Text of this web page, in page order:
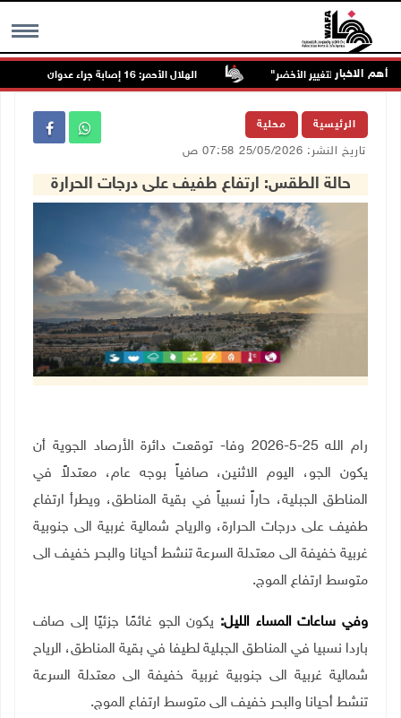
MENU أهم الاخبار الهلال الأحمر: 16 إصابة جراء عدوان الاحتلال على قلنديا وكفر عقب
الرئيسية محلية
تاريخ النشر: 25/05/2026 07:58 ص
حالة الطقس: ارتفاع طفيف على درجات الحرارة
رام الله 25-5-2026 وفا- توقعت دائرة الأرصاد الجوية أن
يكون الجو، اليوم الاثنين، صافياً بوجه عام، معتدلاً في
المناطق الجبلية، حاراً نسبياً في بقية المناطق، ويطرأ ارتفاع
طفيف على درجات الحرارة، والرياح شمالية غربية الى جنوبية
غربية خفيفة الى معتدلة السرعة تنشط أحيانا والبحر خفيف الى
متوسط ارتفاع الموج.
وفي ساعات المساء الليل: يكون الجو غائمًا جزئيًا إلى صاف
باردا نسبيا في المناطق الجبلية لطيفا في بقية المناطق، الرياح
شمالية غربية الى جنوبية غربية خفيفة الى معتدلة السرعة
تنشط أحيانا والبحر خفيف الى متوسط ارتفاع الموج.